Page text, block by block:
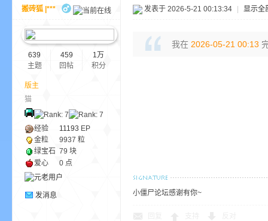
搬砖狐 |***
639
主题
459
回帖
1万
积分
版主
猫
经验 11193 EP
金粒
9937 粒
绿宝石 79 块
爱心
0 点
发消息
发表于 2026-5-21 00:13:34 显示全
我在 2026-05-21 00:13
小僵尸论坛感谢有你~